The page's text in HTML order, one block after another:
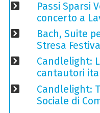
Passi Sparsi
concerto a
Bach, Suite
Stresa
Candlelight:
cantautori
Candlelight:
Sociale di